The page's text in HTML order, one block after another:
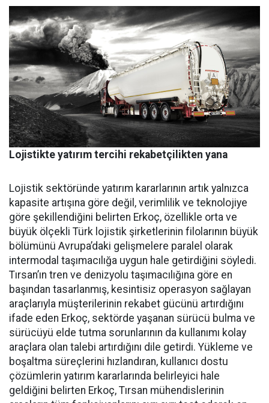
Lojistikte yatırım tercihi rekabetçilikten yana
Lojistik sektöründe yatırım ka­rarlarının artık yalnızca
kapasi­te artışına göre değil, verimlilik ve teknolojiye
göre şekillendiği­ni belirten Erkoç, özellikle orta ve
büyük ölçekli Türk lojistik şirket­lerinin filolarının büyük
bölümü­nü Avrupa’daki gelişmelere para­lel olarak
intermodal taşımacılı­ğa uygun hale getirdiğini söyledi.
Tırsan’ın tren ve denizyolu taşı­macılığına göre en
başından ta­sarlanmış, kesintisiz operasyon sağlayan
araçlarıyla müşterile­rinin rekabet gücünü artırdığını
ifade eden Erkoç, sektörde yaşa­nan sürücü bulma ve
sürücüyü el­de tutma sorunlarının da kullanı­mı kolay
araçlara olan talebi ar­tırdığını dile getirdi. Yükleme ve
boşaltma süreçlerini hızlandıran, kullanıcı dostu
çözümlerin yatı­rım kararlarında belirleyici hale
geldiğini belirten Erkoç, Tırsan mühendislerinin